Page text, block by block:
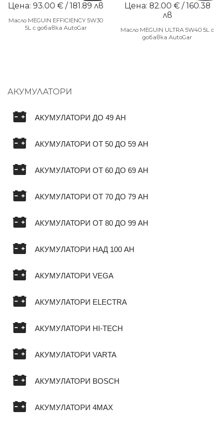
Цена: 93.00 € / 181.89 лв
Масло MEGUIN EFFICIENCY 5W30
5L с добавка AutoGar
Цена: 82.00 € / 160.38
лв
Масло MEGUIN ULTRA 5W40 5L с
добавка AutoGar
АКУМУЛАТОРИ
АКУМУЛАТОРИ ДО 49 AH
АКУМУЛАТОРИ ОТ 50 ДО 59 AH
АКУМУЛАТОРИ ОТ 60 ДО 69 AH
АКУМУЛАТОРИ ОТ 70 ДО 79 AH
АКУМУЛАТОРИ ОТ 80 ДО 99 AH
АКУМУЛАТОРИ НАД 100 AH
АКУМУЛАТОРИ VEGA
АКУМУЛАТОРИ ELECTRA
АКУМУЛАТОРИ HI-TECH
АКУМУЛАТОРИ VARTA
АКУМУЛАТОРИ BOSCH
АКУМУЛАТОРИ 4MAX